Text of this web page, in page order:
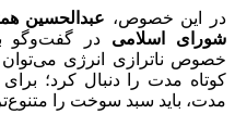
در این خصوص، عبدالحسین
شورای اسلامی در گفت‌وگو
خصوص ناترازی انرژی
کوتاه مدت را دنبال کرد؛
مدت، باید سبد سوخت را